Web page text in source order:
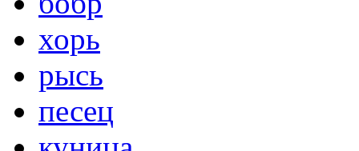
хорь
рысь
песец